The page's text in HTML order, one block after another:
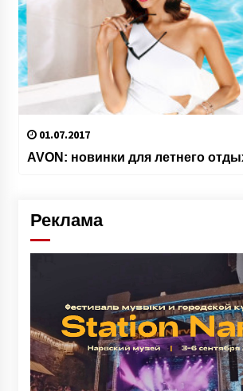
01.07.2017
AVON: новинки для летнего
Реклама